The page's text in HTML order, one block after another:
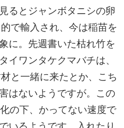
ると ジャンボタニシの卵
で輸入され、今は稲苗を
に。先週書いた枯れ竹を
タイワンタケクマバチは、
と一緒に来たとか、こち
はないようですが。この
の下、かってない速度で